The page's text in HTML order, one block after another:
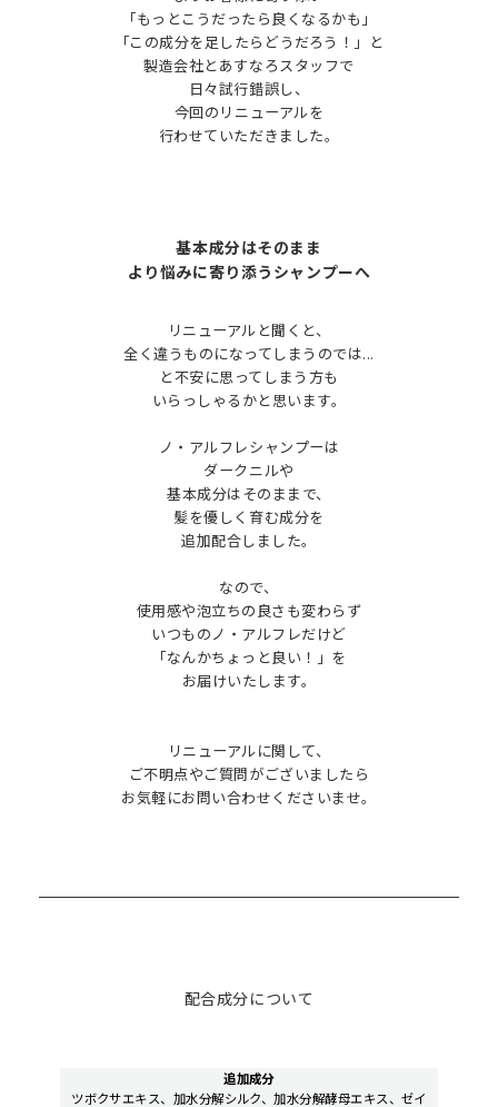
「もっとこうだったら良くなるかも」
「この成分を足したらどうだろう！」と
製造会社とあすなろスタッフで
日々試行錯誤し、
今回のリニューアルを
行わせていただきました。
基本成分はそのまま
より悩みに寄り添うシャンプーへ
リニューアルと聞くと、
全く違うものになってしまうのでは...
と不安に思ってしまう方も
いらっしゃるかと思います。
ノ・アルフレシャンプーは
ダークニルや
基本成分はそのままで、
髪を優しく育む成分を
追加配合しました。
なので、
使用感や泡立ちの良さも変わらず
いつものノ・アルフレだけど
「なんかちょっと良い！」を
お届けいたします。
リニューアルに関して、
ご不明点やご質問がございましたら
お気軽にお問い合わせくださいませ。
配合成分について
追加成分
ツボクサエキス、加水分解シルク、加水分解酵母エキス、ゼイ